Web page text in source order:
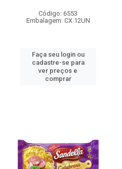
Código: 6553
Embalagem: CX 12UN
Faça seu login ou
cadastre-se para
ver preços e
comprar